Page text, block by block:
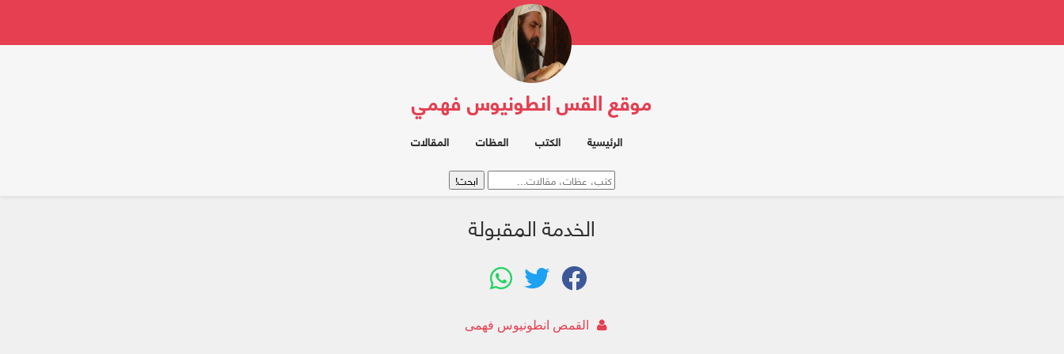
موقع القس انطونيوس فهمي
الرئيسية الكتب العظات المقالات
الخدمة المقبولة
القمص انطونيوس فهمى